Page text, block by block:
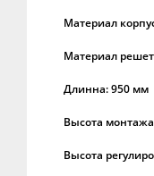
Материал
Материал
Длинна: 950 мм
Высота
Высота